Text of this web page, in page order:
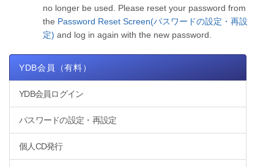
no longer be used. Please reset your password from
the Password Reset Screen(パスワードの設定・再設
定) and log in again with the new password.
YDB会員（有料）
YDB会員ログイン
パスワードの設定・再設定
個人CD発行